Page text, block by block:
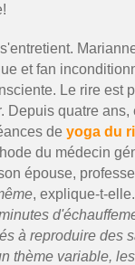
et fan
Le rire est
Depuis quatre
de yoga du
du médecin
épouse,
, explique-t-
à reproduire des
thème variable,